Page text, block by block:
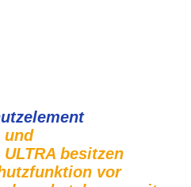
und
besitzen
vor